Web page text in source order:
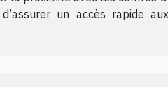
un accès rapide